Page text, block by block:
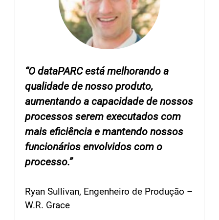
“O dataPARC está melhorando a
qualidade de nosso produto,
aumentando a capacidade de nossos
processos serem executados com
mais eficiência e mantendo nossos
funcionários envolvidos com o
processo.”
Ryan Sullivan, Engenheiro de Produção –
W.R. Grace